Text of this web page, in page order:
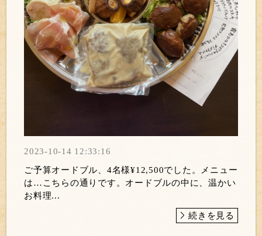
2023-10-14 12:33:16
ご予算オードブル、4名様¥12,500でした。メニュー
は…こちらの通りです。オードブルの中に、温かい
お料理...
続きを見る